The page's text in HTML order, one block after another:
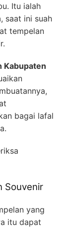
Itu ialah
saat ini suah
tempelan
Kabupaten
bagai lafal
Souvenir
yang
itu dapat